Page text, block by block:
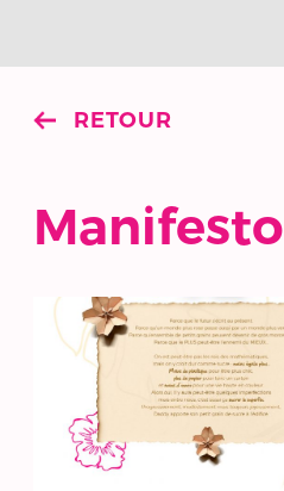
RETOUR
Manifesto